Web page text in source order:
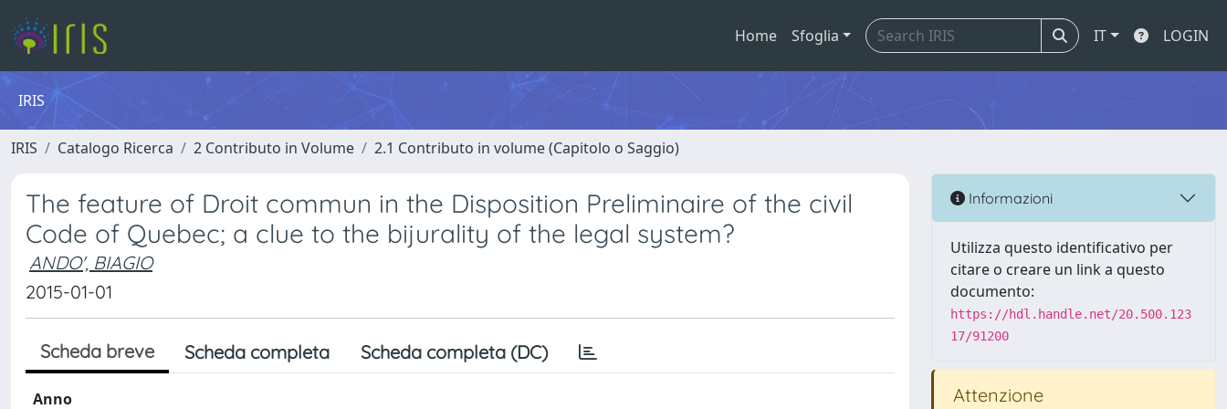
Home Sfoglia IT LOGIN
IRIS
IRIS Catalogo Ricerca 2 Contributo in Volume 2.1 Contributo in volume (Capitolo o Saggio)
The feature of Droit commun in the Disposition Preliminaire of the civil
Code of Quebec; a clue to the bijurality of the legal system?
ANDO', BIAGIO
2015-01-01
Scheda breve Scheda completa Scheda completa (DC)
Anno
Informazioni
Utilizza questo identificativo per
citare o creare un link a questo
documento:
https://hdl.handle.net/20.500.123
17/91200
Attenzione